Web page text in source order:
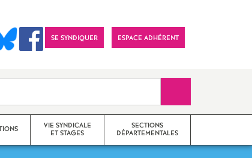
SE SYNDIQUER ESPACE ADHÉRENT
VIE SYNDICALE
ET STAGES
SECTIONS
DÉPARTEMENTALES